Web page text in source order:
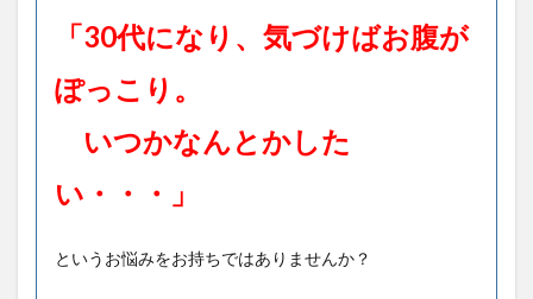
「30代になり、気づけばお腹が
ぽっこり。
いつかなんとかした
い・・・」
というお悩みをお持ちではありませんか？